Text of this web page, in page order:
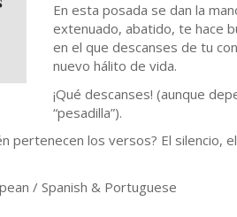
En esta posada se dan la
extenuado, abatido, te hace
en el que descanses de tu
nuevo hálito de vida.
¡Qué descanses! (aunque
“pesadilla”).
pertenecen los versos? El
/ Spanish & Portuguese